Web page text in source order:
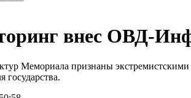
внес ОВД-
Мемориала признаны экстремистскими
государства.